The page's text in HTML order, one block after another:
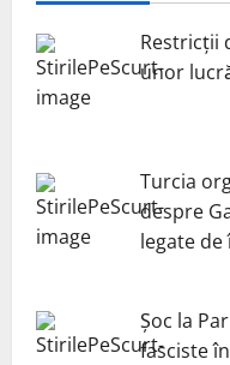
Restricții
unor
Turcia
despre
legate
Șoc la
fasciste